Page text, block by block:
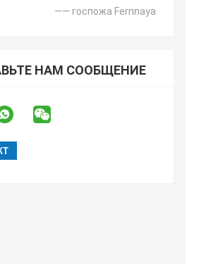
—— госпожа Fernnaya
НАМ СООБЩЕНИЕ